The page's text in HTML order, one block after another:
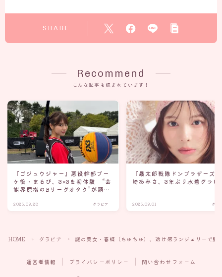
SHARE
Recommend
こんな記事も読まれています！
『ゴジュウジャー』悪役幹部ブー
ケ役・まるぴ、3×3を初体験 “芸
能界屈指のBリーグオタク”が語る
2025.09.28 グラビア
『暴太郎戦隊ドンブラザーズ
崎あみさ、3年ぶり水着グラビ
2025.09.01 グラ
HOME ＞ グラビア ＞ 謎の美女・春蝶（ちゅちゅ）、透け感ランジェリーで
運営者情報 プライバシーポリシー 問い合わせフォーム